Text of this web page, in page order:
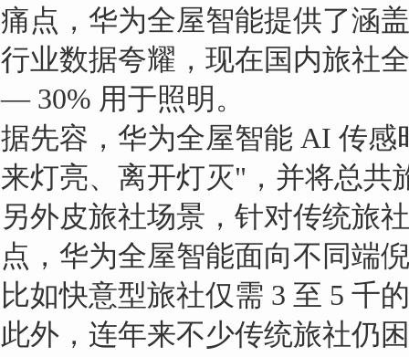
痛点，华为全屋智能提供了涵
行业数据夸耀，现在国内旅社
— 30% 用于照明。
据先容，华为全屋智能 AI 传
来灯亮、离开灯灭"，并将总
另外皮旅社场景，针对传统旅
点，华为全屋智能面向不同端
比如快意型旅社仅需 3 至 5 千
此外，连年来不少传统旅社仍